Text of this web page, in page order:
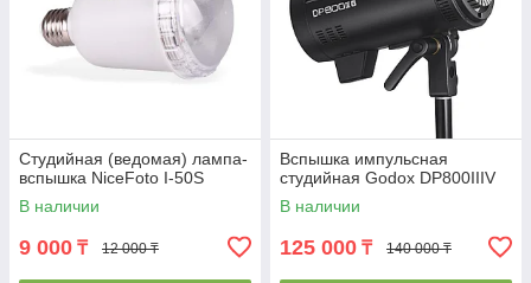
Студийная (ведомая) лампа-
вспышка NiceFoto I-50S
В наличии
9 000 ₸ 12 000 ₸
Вспышка импульсная
студийная Godox DP800IIIV
В наличии
125 000 ₸ 140 000 ₸